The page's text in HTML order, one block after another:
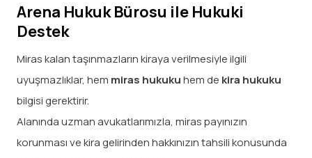
Arena Hukuk Bürosu ile Hukuki
Destek
Miras kalan taşınmazların kiraya verilmesiyle ilgili
uyuşmazlıklar, hem miras hukukuhem de kira hukuku
bilgisi gerektirir.
Alanında uzman avukatlarımızla, miras payınızın
korunması ve kira gelirinden hakkınızın tahsili konusunda